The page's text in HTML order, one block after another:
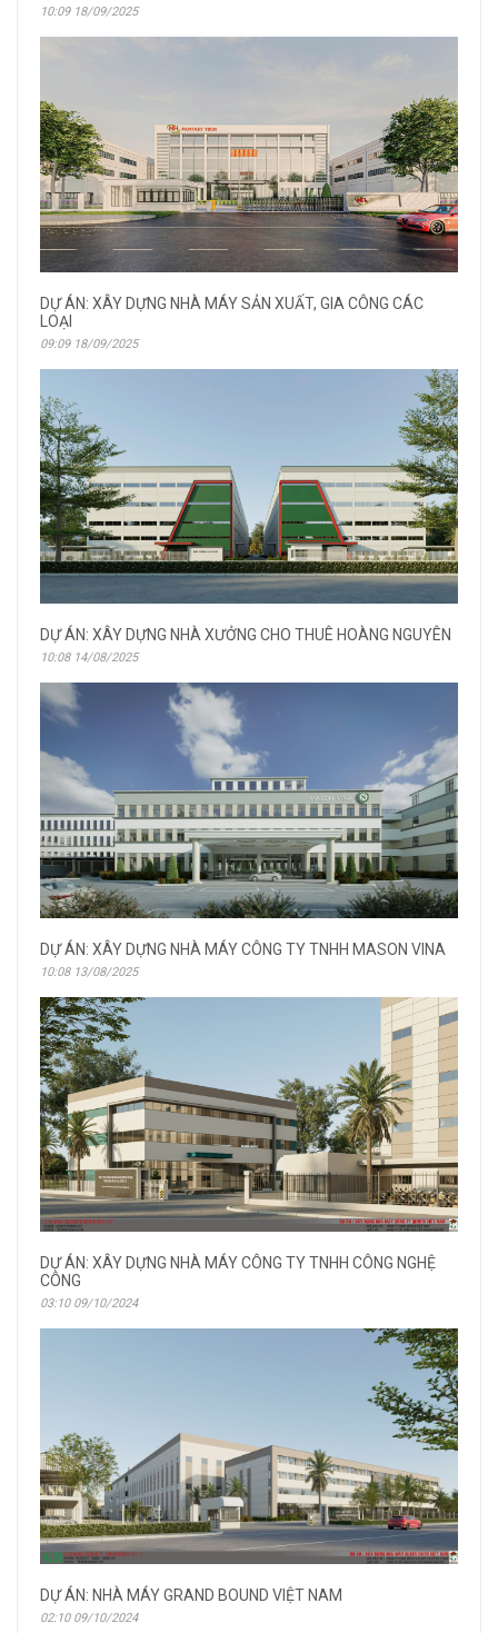
10:09 18/09/2025
DỰ ÁN: XÂY DỰNG NHÀ MÁY SẢN XUẤT, GIA CÔNG CÁC
LOẠI
09:09 18/09/2025
DỰ ÁN: XÂY DỰNG NHÀ XƯỞNG CHO THUÊ HOÀNG NGUYÊN
10:08 14/08/2025
DỰ ÁN: XÂY DỰNG NHÀ MÁY CÔNG TY TNHH MASON VINA
10:08 13/08/2025
DỰ ÁN: XÂY DỰNG NHÀ MÁY CÔNG TY TNHH CÔNG NGHỆ
CÔNG
03:10 09/10/2024
DỰ ÁN: NHÀ MÁY GRAND BOUND VIỆT NAM
02:10 09/10/2024